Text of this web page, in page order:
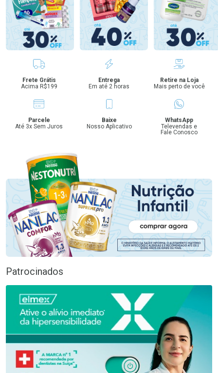
Benefícios
Frete Grátis
Acima R$199
Entrega
Em até 2 horas
Retire na Loja
Mais perto de você
Parcele
Até 3x Sem Juros
Baixe
Nosso Aplicativo
WhatsApp
Televendas e
Fale Conosco
Patrocinados